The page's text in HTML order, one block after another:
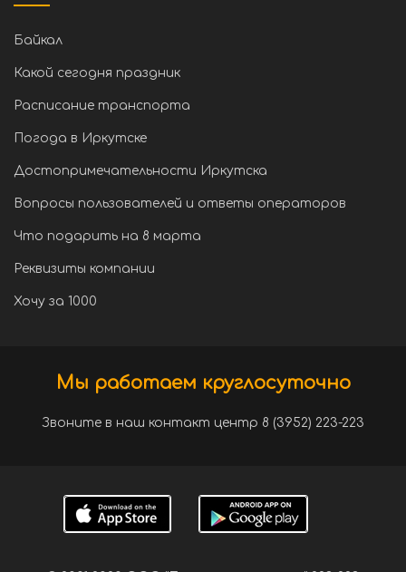
Байкал
Какой сегодня праздник
Расписание транспорта
Погода в Иркутске
Достопримечательности Иркутска
Вопросы пользователей и ответы операторов
Что подарить на 8 марта
Реквизиты компании
Хочу за 1000
Мы работаем круглосуточно
Звоните в наш контакт центр 8 (3952) 223-223